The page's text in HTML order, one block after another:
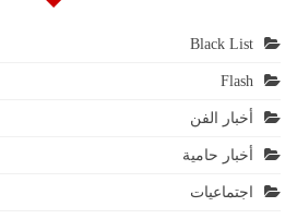
Black List
Flash
أخبار الفن
أخبار حامية
اجتماعيات